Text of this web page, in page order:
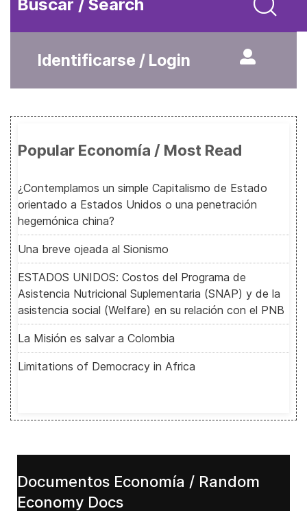
Buscar / Search
Identificarse / Login
Popular Economía / Most Read
¿Contemplamos un simple Capitalismo de Estado
orientado a Estados Unidos o una penetración
hegemónica china?
Una breve ojeada al Sionismo
ESTADOS UNIDOS: Costos del Programa de
Asistencia Nutricional Suplementaria (SNAP) y de la
asistencia social (Welfare) en su relación con el PNB
La Misión es salvar a Colombia
Limitations of Democracy in Africa
Documentos Economía / Random
Economy Docs